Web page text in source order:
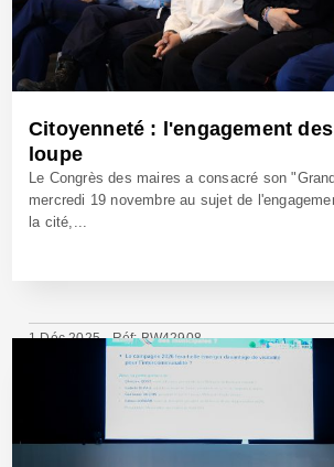
Citoyenneté : l'engagement
loupe
Le Congrès des maires a consacré son
mercredi 19 novembre au sujet de
la cité,...
1 Déc 2025 - Réf: BW42908